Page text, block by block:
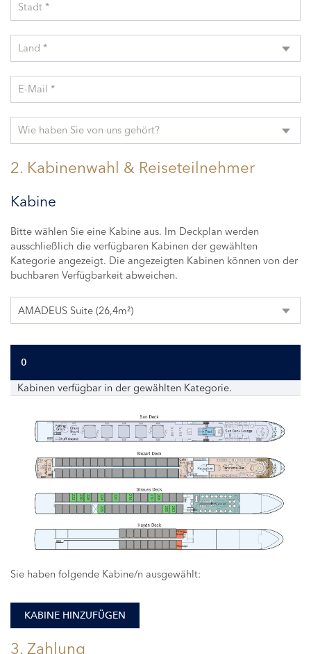
Stadt *
Land *
E-Mail *
Wie haben Sie von uns gehört?
2. Kabinenwahl & Reiseteilnehmer
Kabine
Bitte wählen Sie eine Kabine aus. Im Deckplan werden
ausschließlich die verfügbaren Kabinen der gewählten
Kategorie angezeigt. Die angezeigten Kabinen können von der
buchbaren Verfügbarkeit abweichen.
AMADEUS Suite (26,4m²)
0
Kabinen verfügbar in der gewählten Kategorie.
203
205
208
210
216
220
224
225
228
230
232
Sie haben folgende Kabine/n ausgewählt:
KABINE HINZUFÜGEN
3. Zahlung